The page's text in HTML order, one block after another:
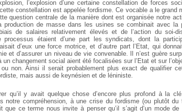
l’explosion d’une certaine constellation de forces
constellation est appelée fordisme. Ce vocable a le grand
question centrale de la manière dont est organisée notre
production de masse dans les usines se combinait avec la
de salaires relativement élevés et de l’action du soi-
processus étaient d’une part les syndicats, dont la
d’eux une force motrice, et d’autre part l’Etat, qui
et d’assurer un niveau de vie convenable. Il n’est guère
un changement social aient été focalisées sur l’Etat et sur
non. Ainsi il serait probablement plus exact de qualifier
mais aussi de keynésien et de léniniste.
qu’il y avait quelque chose d’encore plus profond à la
notre compréhension, à une crise du fordisme (ou plutôt du
que ce terme nous invite à penser qu’il s’agit d’un mode de